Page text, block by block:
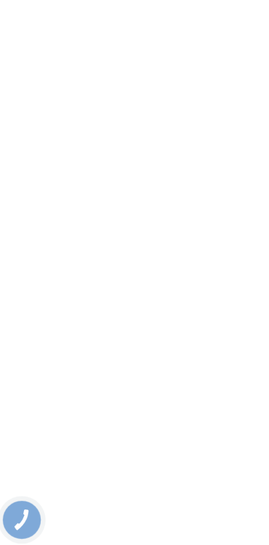
КНОПКА
СВЯЗИ